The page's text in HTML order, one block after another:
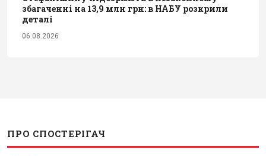
збагаченні на 13,9 млн грн: в НАБУ розкрили
деталі
06.08.2026
ПРО СПОСТЕРІГАЧ